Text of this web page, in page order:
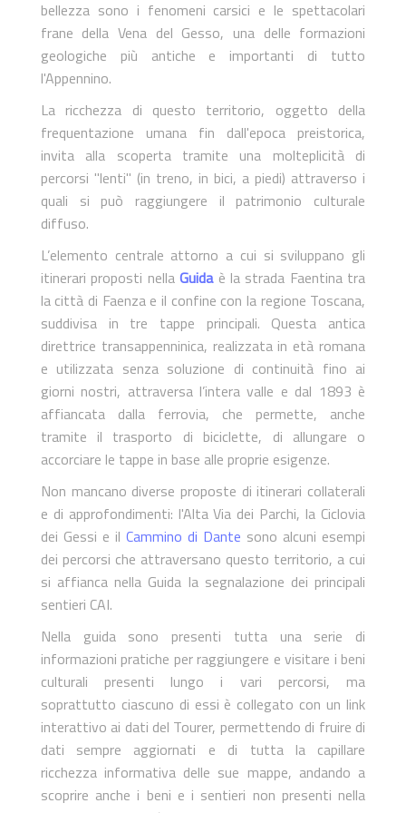
bellezza sono i fenomeni carsici e le spettacolari
frane della Vena del Gesso, una delle formazioni
geologiche più antiche e importanti di tutto
l'Appennino.
La ricchezza di questo territorio, oggetto della
frequentazione umana fin dall'epoca preistorica,
invita alla scoperta tramite una molteplicità di
percorsi "lenti" (in treno, in bici, a piedi) attraverso i
quali si può raggiungere il patrimonio culturale
diffuso.
L’elemento centrale attorno a cui si sviluppano gli
itinerari proposti nellaGuidaè la strada Faentina tra
la città di Faenza e il confine con la regione Toscana,
suddivisa in tre tappe principali. Questa antica
direttrice transappenninica, realizzata in età romana
e utilizzata senza soluzione di continuità fino ai
giorni nostri, attraversa l’intera valle e dal 1893 è
affiancata dalla ferrovia, che permette, anche
tramite il trasporto di biciclette, di allungare o
accorciare le tappe in base alle proprie esigenze.
Non mancano diverse proposte di itinerari collaterali
e di approfondimenti: l'Alta Via dei Parchi, la Ciclovia
dei Gessi e il Cammino di Dante sono alcuni esempi
dei percorsi che attraversano questo territorio, a cui
si affianca nella Guida la segnalazione dei principali
sentieri CAI.
Nella guida sono presenti tutta una serie di
informazioni pratiche per raggiungere e visitare i beni
culturali presenti lungo i vari percorsi, ma
soprattutto ciascuno di essi è collegato con un link
interattivo ai dati del Tourer, permettendo di fruire di
dati sempre aggiornati e di tutta la capillare
ricchezza informativa delle sue mappe, andando a
scoprire anche i beni e i sentieri non presenti nella